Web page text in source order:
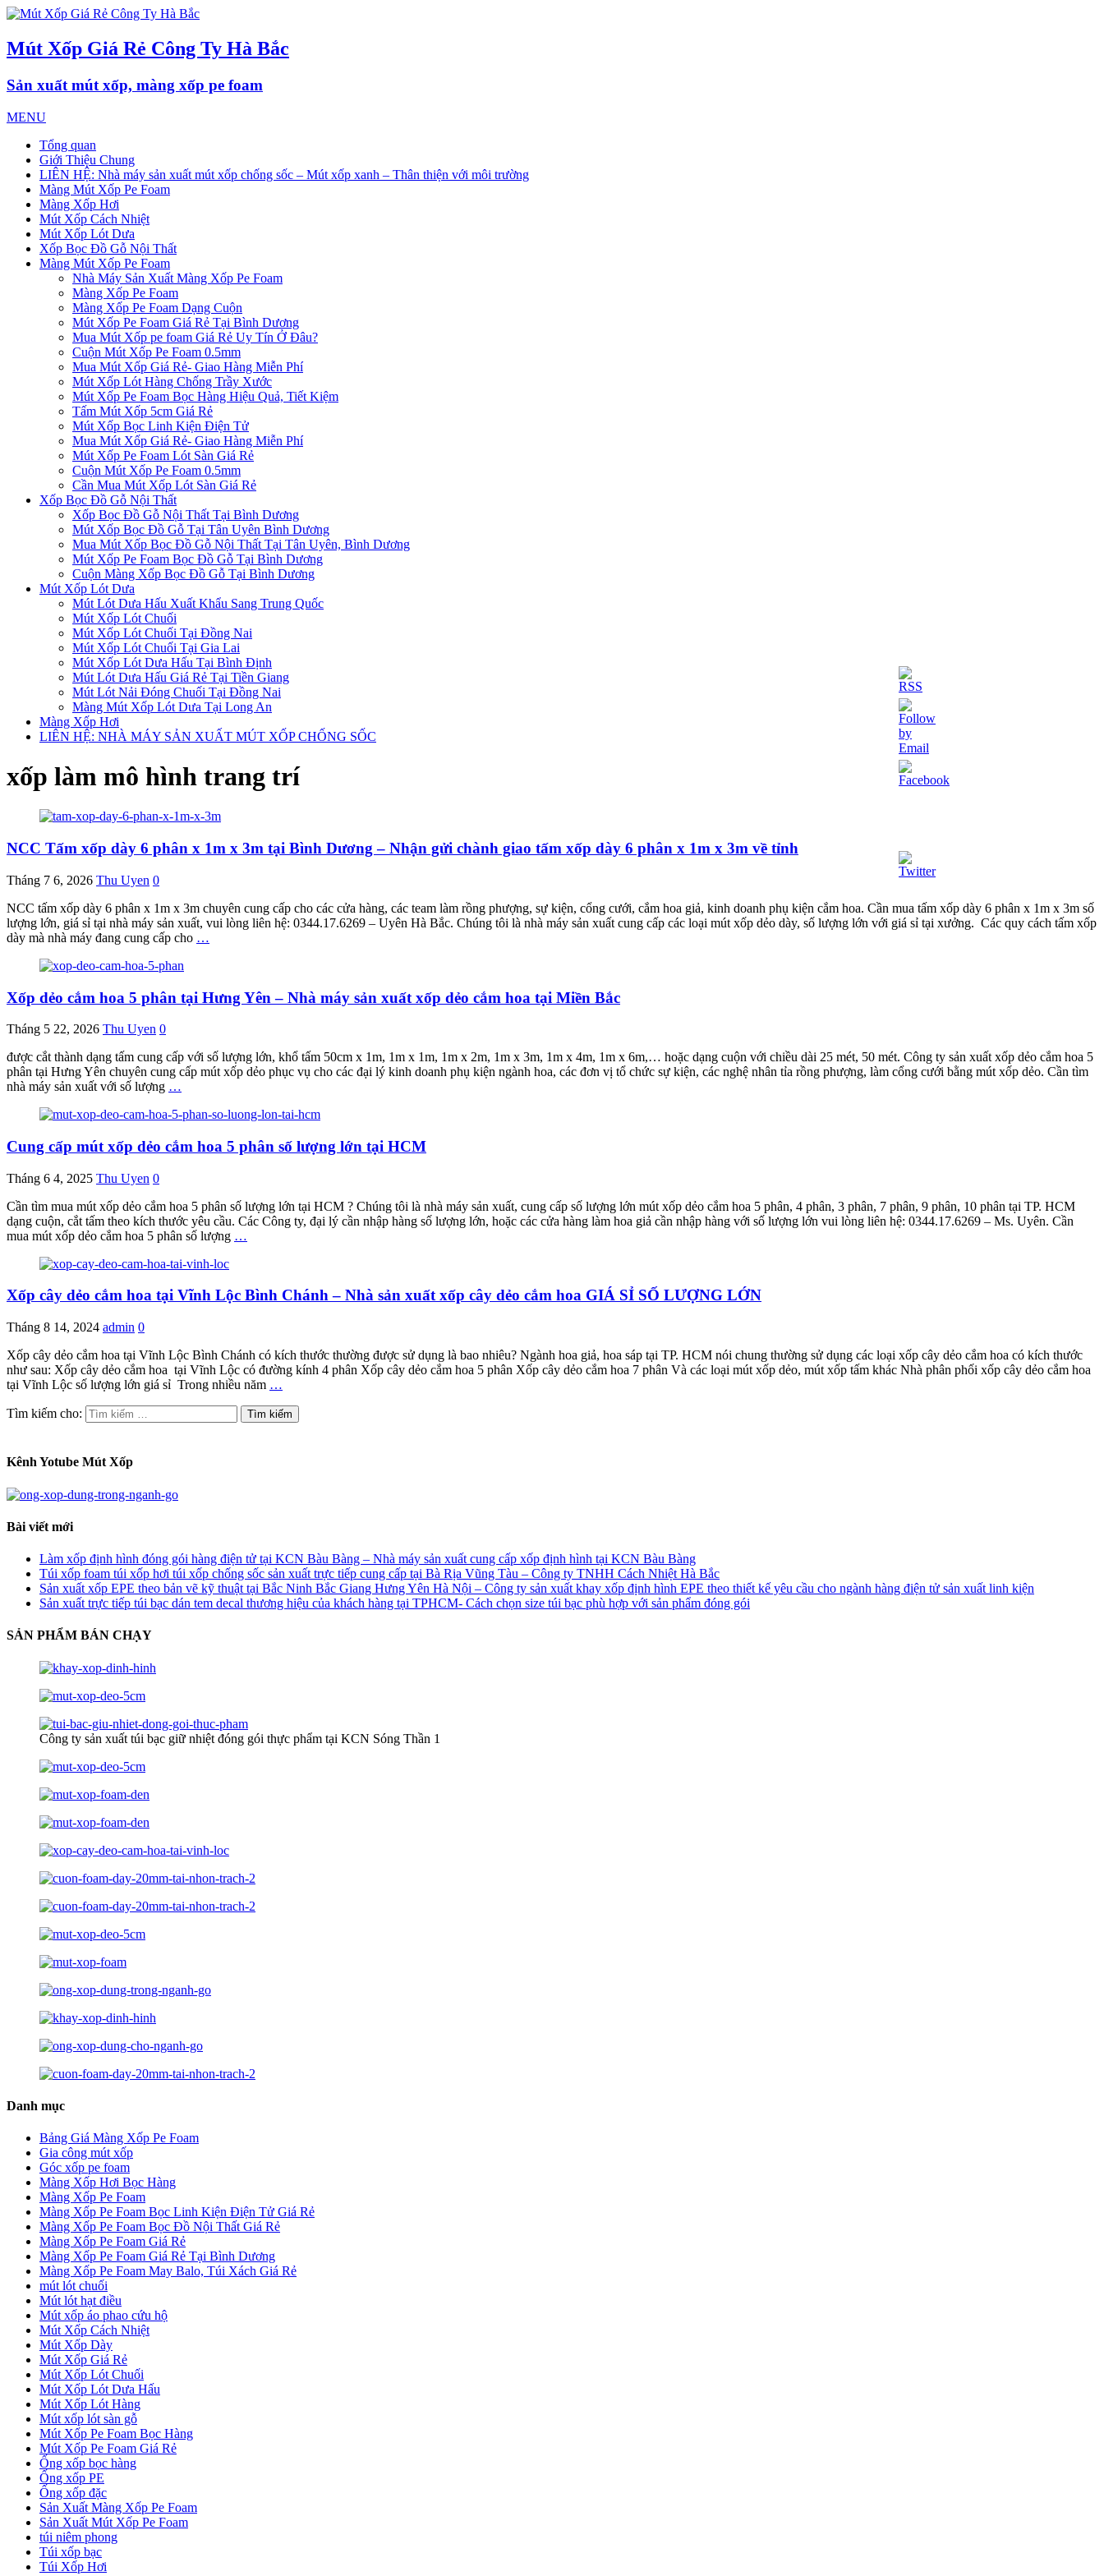
Mút Xốp Giá Rẻ Công Ty Hà Bắc
Sản xuất mút xốp, màng xốp pe foam
MENU
Tổng quan
Giới Thiệu Chung
LIÊN HỆ: Nhà máy sản xuất mút xốp chống sốc – Mút xốp xanh – Thân thiện với môi trường
Màng Mút Xốp Pe Foam
Màng Xốp Hơi
Mút Xốp Cách Nhiệt
Mút Xốp Lót Dưa
Xốp Bọc Đồ Gỗ Nội Thất
Màng Mút Xốp Pe Foam
Nhà Máy Sản Xuất Màng Xốp Pe Foam
Màng Xốp Pe Foam
Màng Xốp Pe Foam Dạng Cuộn
Mút Xốp Pe Foam Giá Rẻ Tại Bình Dương
Mua Mút Xốp pe foam Giá Rẻ Uy Tín Ở Đâu?
Cuộn Mút Xốp Pe Foam 0.5mm
Mua Mút Xốp Giá Rẻ- Giao Hàng Miễn Phí
Mút Xốp Lót Hàng Chống Trầy Xước
Mút Xốp Pe Foam Bọc Hàng Hiệu Quả, Tiết Kiệm
Tấm Mút Xốp 5cm Giá Rẻ
Mút Xốp Bọc Linh Kiện Điện Tử
Mua Mút Xốp Giá Rẻ- Giao Hàng Miễn Phí
Mút Xốp Pe Foam Lót Sàn Giá Rẻ
Cuộn Mút Xốp Pe Foam 0.5mm
Cần Mua Mút Xốp Lót Sàn Giá Rẻ
Xốp Bọc Đồ Gỗ Nội Thất
Xốp Bọc Đồ Gỗ Nội Thất Tại Bình Dương
Mút Xốp Bọc Đồ Gỗ Tại Tân Uyên Bình Dương
Mua Mút Xốp Bọc Đồ Gỗ Nội Thất Tại Tân Uyên, Bình Dương
Mút Xốp Pe Foam Bọc Đồ Gỗ Tại Bình Dương
Cuộn Màng Xốp Bọc Đồ Gỗ Tại Bình Dương
Mút Xốp Lót Dưa
Mút Lót Dưa Hấu Xuất Khẩu Sang Trung Quốc
Mút Xốp Lót Chuối
Mút Xốp Lót Chuối Tại Đồng Nai
Mút Xốp Lót Chuối Tại Gia Lai
Mút Xốp Lót Dưa Hấu Tại Bình Định
Mút Lót Dưa Hấu Giá Rẻ Tại Tiền Giang
Mút Lót Nải Đóng Chuối Tại Đồng Nai
Màng Mút Xốp Lót Dưa Tại Long An
Màng Xốp Hơi
LIÊN HỆ: NHÀ MÁY SẢN XUẤT MÚT XỐP CHỐNG SỐC
xốp làm mô hình trang trí
NCC Tấm xốp dày 6 phân x 1m x 3m tại Bình Dương – Nhận gửi chành giao tấm xốp dày 6 phân x 1m x 3m về tỉnh
Tháng 7 6, 2026 Thu Uyen 0
NCC tấm xốp dày 6 phân x 1m x 3m chuyên cung cấp cho các cửa hàng, các team làm rồng phượng, sự kiện, cổng cưới, cắm hoa giả, kinh doanh phụ kiện cắm hoa. Cần mua tấm xốp dày 6 phân x 1m x 3m số
lượng lớn, giá sỉ tại nhà máy sản xuất, vui lòng liên hệ: 0344.17.6269 – Uyên Hà Bắc. Chúng tôi là nhà máy sản xuất cung cấp các loại mút xốp dẻo dày, số lượng lớn với giá sỉ tại xưởng. Các quy cách tấm xốp
dày mà nhà máy đang cung cấp cho …
Xốp dẻo cắm hoa 5 phân tại Hưng Yên – Nhà máy sản xuất xốp dẻo cắm hoa tại Miền Bắc
Tháng 5 22, 2026 Thu Uyen 0
được cắt thành dạng tấm cung cấp với số lượng lớn, khổ tấm 50cm x 1m, 1m x 1m, 1m x 2m, 1m x 3m, 1m x 4m, 1m x 6m,… hoặc dạng cuộn với chiều dài 25 mét, 50 mét. Công ty sản xuất xốp dẻo cắm hoa 5
phân tại Hưng Yên chuyên cung cấp mút xốp dẻo phục vụ cho các đại lý kinh doanh phụ kiện ngành hoa, các đơn vị tổ chức sự kiện, các nghệ nhân tỉa rồng phượng, làm cổng cưới bằng mút xốp dẻo. Cần tìm
nhà máy sản xuất với số lượng …
Cung cấp mút xốp dẻo cắm hoa 5 phân số lượng lớn tại HCM
Tháng 6 4, 2025 Thu Uyen 0
Cần tìm mua mút xốp dẻo cắm hoa 5 phân số lượng lớn tại HCM ? Chúng tôi là nhà máy sản xuất, cung cấp số lượng lớn mút xốp dẻo cắm hoa 5 phân, 4 phân, 3 phân, 7 phân, 9 phân, 10 phân tại TP. HCM
dạng cuộn, cắt tấm theo kích thước yêu cầu. Các Công ty, đại lý cần nhập hàng số lượng lớn, hoặc các cửa hàng làm hoa giả cần nhập hàng với số lượng lớn vui lòng liên hệ: 0344.17.6269 – Ms. Uyên. Cần
mua mút xốp dẻo cắm hoa 5 phân số lượng …
Xốp cây dẻo cắm hoa tại Vĩnh Lộc Bình Chánh – Nhà sản xuất xốp cây dẻo cắm hoa GIÁ SỈ SỐ LƯỢNG LỚN
Tháng 8 14, 2024 admin 0
Xốp cây dẻo cắm hoa tại Vĩnh Lộc Bình Chánh có kích thước thường được sử dụng là bao nhiêu? Ngành hoa giả, hoa sáp tại TP. HCM nói chung thường sử dụng các loại xốp cây dẻo cắm hoa có kích thước
như sau: Xốp cây dẻo cắm hoa tại Vĩnh Lộc có đường kính 4 phân Xốp cây dẻo cắm hoa 5 phân Xốp cây dẻo cắm hoa 7 phân Và các loại mút xốp dẻo, mút xốp tấm khác Nhà phân phối xốp cây dẻo cắm hoa
tại Vĩnh Lộc số lượng lớn giá sỉ Trong nhiều năm …
Tìm kiếm cho:
Kênh Yotube Mút Xốp
Bài viết mới
Làm xốp định hình đóng gói hàng điện tử tại KCN Bàu Bàng – Nhà máy sản xuất cung cấp xốp định hình tại KCN Bàu Bàng
Túi xốp foam túi xốp hơi túi xốp chống sốc sản xuất trực tiếp cung cấp tại Bà Rịa Vũng Tàu – Công ty TNHH Cách Nhiệt Hà Bắc
Sản xuất xốp EPE theo bản vẽ kỹ thuật tại Bắc Ninh Bắc Giang Hưng Yên Hà Nội – Công ty sản xuất khay xốp định hình EPE theo thiết kế yêu cầu cho ngành hàng điện tử sản xuất linh kiện
Sản xuất trực tiếp túi bạc dán tem decal thương hiệu của khách hàng tại TPHCM- Cách chọn size túi bạc phù hợp với sản phẩm đóng gói
SẢN PHẨM BÁN CHẠY
Công ty sản xuất túi bạc giữ nhiệt đóng gói thực phẩm tại KCN Sóng Thần 1
Danh mục
Bảng Giá Màng Xốp Pe Foam
Gia công mút xốp
Góc xốp pe foam
Màng Xốp Hơi Bọc Hàng
Màng Xốp Pe Foam
Màng Xốp Pe Foam Bọc Linh Kiện Điện Tử Giá Rẻ
Màng Xốp Pe Foam Bọc Đồ Nội Thất Giá Rẻ
Màng Xốp Pe Foam Giá Rẻ
Màng Xốp Pe Foam Giá Rẻ Tại Bình Dương
Màng Xốp Pe Foam May Balo, Túi Xách Giá Rẻ
mút lót chuối
Mút lót hạt điều
Mút xốp áo phao cứu hộ
Mút Xốp Cách Nhiệt
Mút Xốp Dày
Mút Xốp Giá Rẻ
Mút Xốp Lót Chuối
Mút Xốp Lót Dưa Hấu
Mút Xốp Lót Hàng
Mút xốp lót sàn gỗ
Mút Xốp Pe Foam Bọc Hàng
Mút Xốp Pe Foam Giá Rẻ
Ống xốp bọc hàng
Ống xốp PE
Ống xốp đặc
Sản Xuất Màng Xốp Pe Foam
Sản Xuất Mút Xốp Pe Foam
túi niêm phong
Túi xốp bạc
Túi Xốp Hơi